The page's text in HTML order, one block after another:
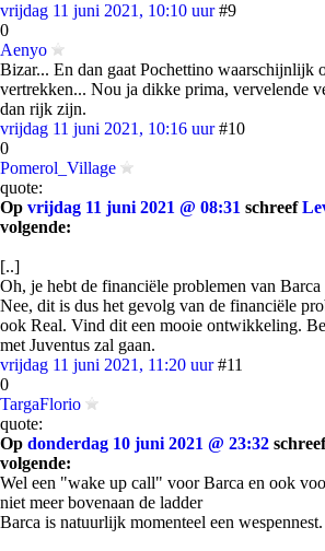
vrijdag 11 juni 2021, 10:10 uur #9
0
Aenyo
Bizar... En dan gaat Pochettino waarschijnlijk
vertrekken... Nou ja dikke prima, vervelende
dan rijk zijn.
vrijdag 11 juni 2021, 10:16 uur #10
0
Pomerol_Village
quote:
Op vrijdag 11 juni 2021 @ 08:31 schreef
volgende:
[..]
Oh, je hebt de financiële problemen van Barca
Nee, dit is dus het gevolg van de financiële
ook Real. Vind dit een mooie ontwikkeling.
met Juventus zal gaan.
vrijdag 11 juni 2021, 11:20 uur #11
0
TargaFlorio
quote:
Op donderdag 10 juni 2021 @ 23:32
volgende:
Wel een "wake up call" voor Barca en ook
niet meer bovenaan de ladder
Barca is natuurlijk momenteel een wespennest.